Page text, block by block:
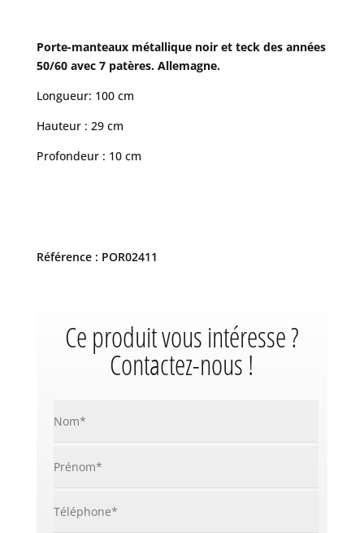
Porte-manteaux métallique noir et teck des années
50/60 avec 7 patères. Allemagne.
Longueur: 100 cm
Hauteur : 29 cm
Profondeur : 10 cm
Référence : POR02411
Ce produit vous intéresse ?
Contactez-nous !